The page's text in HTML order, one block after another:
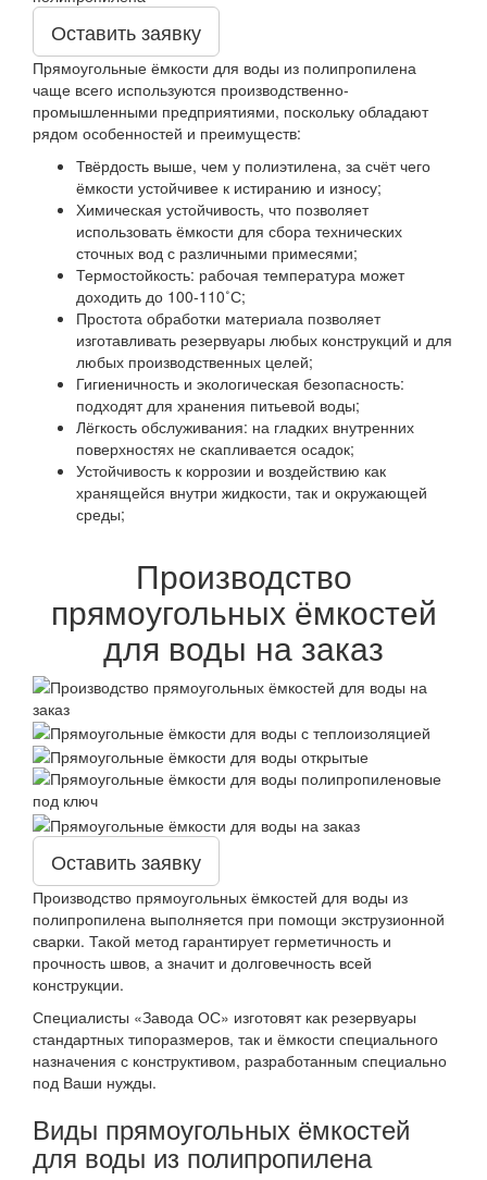
Оставить заявку
Прямоугольные ёмкости для воды из полипропилена
чаще всего используются производственно-
промышленными предприятиями, поскольку обладают
рядом особенностей и преимуществ:
Твёрдость выше, чем у полиэтилена, за счёт чего
ёмкости устойчивее к истиранию и износу;
Химическая устойчивость, что позволяет
использовать ёмкости для сбора технических
сточных вод с различными примесями;
Термостойкость: рабочая температура может
доходить до 100-110˚С;
Простота обработки материала позволяет
изготавливать резервуары любых конструкций и для
любых производственных целей;
Гигиеничность и экологическая безопасность:
подходят для хранения питьевой воды;
Лёгкость обслуживания: на гладких внутренних
поверхностях не скапливается осадок;
Устойчивость к коррозии и воздействию как
хранящейся внутри жидкости, так и окружающей
среды;
Производство
прямоугольных ёмкостей
для воды на заказ
Оставить заявку
Производство прямоугольных ёмкостей для воды из
полипропилена выполняется при помощи экструзионной
сварки. Такой метод гарантирует герметичность и
прочность швов, а значит и долговечность всей
конструкции.
Специалисты «Завода ОС» изготовят как резервуары
стандартных типоразмеров, так и ёмкости специального
назначения с конструктивом, разработанным специально
под Ваши нужды.
Виды прямоугольных ёмкостей
для воды из полипропилена